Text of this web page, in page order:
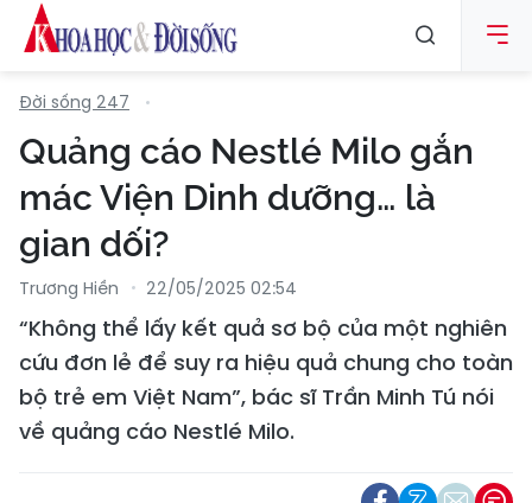
Đời sống 247
Quảng cáo Nestlé Milo gắn
mác Viện Dinh dưỡng… là
gian dối?
Trương Hiền 22/05/2025 02:54
“Không thể lấy kết quả sơ bộ của một nghiên
cứu đơn lẻ để suy ra hiệu quả chung cho toàn
bộ trẻ em Việt Nam”, bác sĩ Trần Minh Tú nói
về quảng cáo Nestlé Milo.